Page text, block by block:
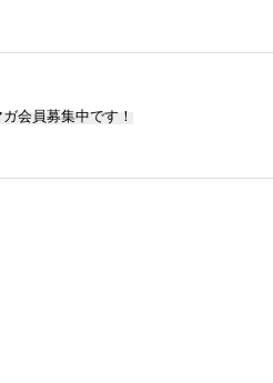
ガ会員募集中です！